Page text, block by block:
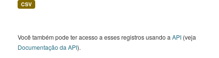
CSV
Você também pode ter acesso a esses registros usando a API (veja
Documentação da API).